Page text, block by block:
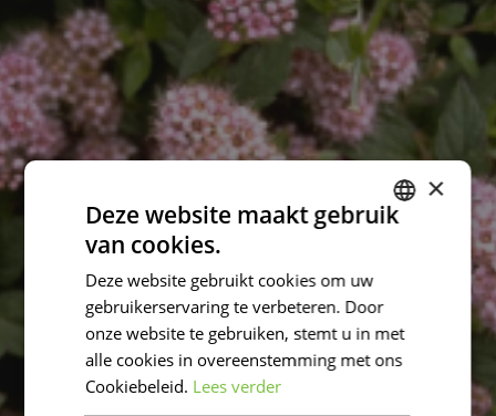
×
Deze website maakt gebruik
van cookies.
Deze website gebruikt cookies om uw
gebruikerservaring te verbeteren. Door
onze website te gebruiken, stemt u in met
alle cookies in overeenstemming met ons
Cookiebeleid. Lees verder